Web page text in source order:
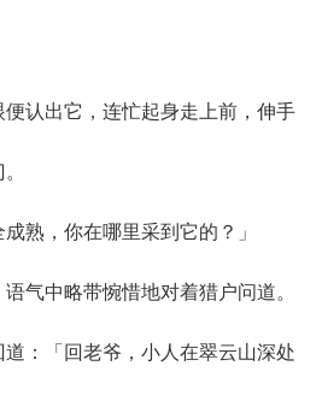
认出它，连忙起身走上前，伸手
，你在哪里采到它的？」
中略带惋惜地对着猎户问道。
：「回老爷，小人在翠云山深处